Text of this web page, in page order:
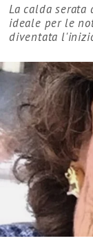
La calda
ideale per le
diventata